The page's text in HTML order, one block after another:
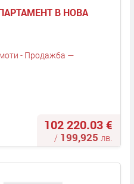
В НОВА
- Продажба —
102 220.03 €
/ 199,925 лв.